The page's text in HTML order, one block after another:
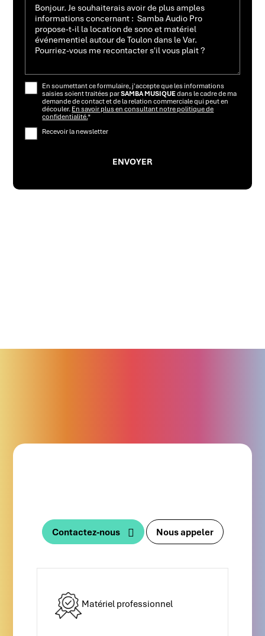
En soumettant ce formulaire, j'accepte que les informations
saisies soient traitées parSAMBA MUSIQUEdans le cadre de ma
demande de contact et de la relation commerciale qui peut en
découler. En savoir plus en consultant notre politique de
confidentialité.*
Recevoir la newsletter
Contactez-nous Nous appeler
Matériel professionnel